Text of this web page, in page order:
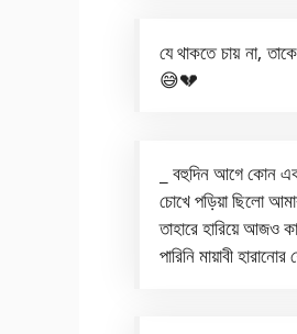
যে থাকতে চায় না,
😅💔
_ বহুদিন আগে কোন
চোখে পড়িয়া ছিলো
তাহারে হারিয়ে আজও
পারিনি মায়াবী